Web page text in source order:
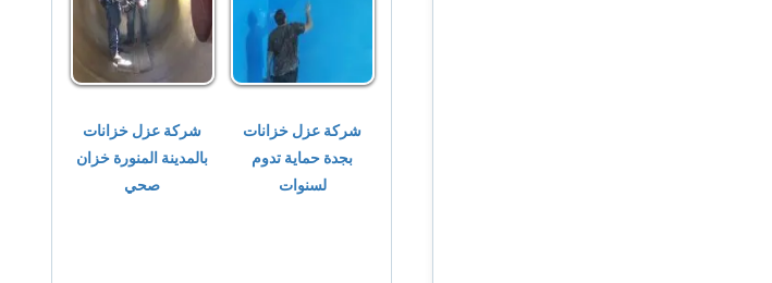
شركة عزل خزانات
بجدة حماية تدوم
لسنوات
شركة عزل خزانات
بالمدينة المنورة خزان
صحي